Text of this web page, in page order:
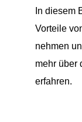
In diesem
Vorteile
nehmen
mehr über
erfahren.